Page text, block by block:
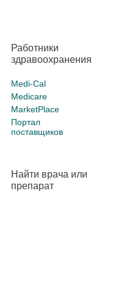
Работники
здравоохранения
Medi-Cal
Medicare
MarketPlace
Портал
поставщиков
Найти врача или
препарат